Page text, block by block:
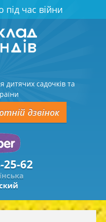
час війни
дитячих садочків та
дзвінок
25-62